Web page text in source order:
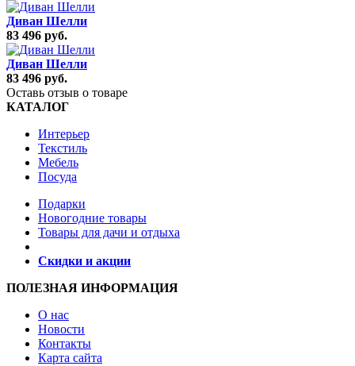
Диван Шелли
83 496 руб.
Диван Шелли
83 496 руб.
Оставь отзыв о товаре
КАТАЛОГ
Интерьер
Текстиль
Мебель
Посуда
Подарки
Новогодние товары
Товары для дачи и отдыха
Скидки и акции
ПОЛЕЗНАЯ ИНФОРМАЦИЯ
О нас
Новости
Контакты
Карта сайта